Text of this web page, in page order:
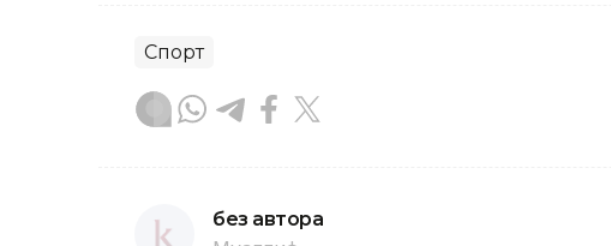
Спорт
без автора